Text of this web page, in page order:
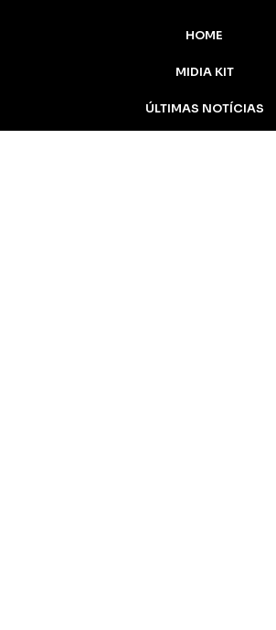
HOME
MIDIA KIT
ÚLTIMAS NOTÍCIAS